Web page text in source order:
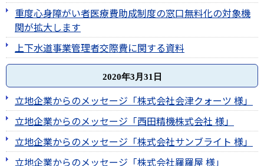
重度心身障がい者医療費助成制度の窓口無料化の対象機
関が拡大します
上下水道事業管理者交際費に関する資料
2020年3月31日
立地企業からのメッセージ「株式会社会津クォーツ 様」
立地企業からのメッセージ「西田精機株式会社 様」
立地企業からのメッセージ「株式会社サンブライト 様」
立地企業からのメッセージ「株式会社羅羅屋 様」